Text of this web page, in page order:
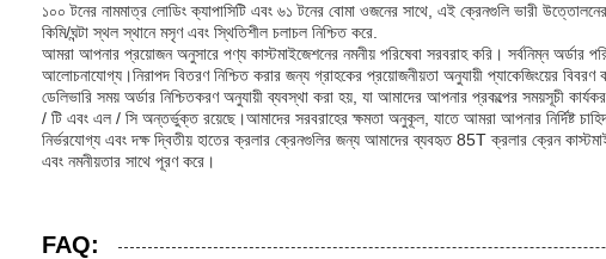
১০০ টনের নামমাত্র লোডিং ক্যাপাসিটি এবং ৬১ টনের বোমা ওজনের সাথে, এই ক্রেনগুলি ভারী
কিমি/ঘন্টা স্থল স্থানে মসৃণ এবং স্থিতিশীল চলাচল নিশ্চিত করে.
আমরা আপনার প্রয়োজন অনুসারে পণ্য কাস্টমাইজেশনের নমনীয় পরিষেবা সরবরাহ করি। সর্বনিম্ন অর্ডার
আলোচনাযোগ্য।নিরাপদ বিতরণ নিশ্চিত করার জন্য গ্রাহকের প্রয়োজনীয়তা অনুযায়ী প্যাকেজিংয়ের বিবরণ
ডেলিভারি সময় অর্ডার নিশ্চিতকরণ অনুযায়ী ব্যবস্থা করা হয়, যা আমাদের আপনার প্রকল্পের সময়সূচী
/ টি এবং এল / সি অন্তর্ভুক্ত রয়েছে।আমাদের সরবরাহের ক্ষমতা অনুকূল, যাতে আমরা আপনার নির্দিষ্ট
নির্ভরযোগ্য এবং দক্ষ দ্বিতীয় হাতের ক্রলার ক্রেনগুলির জন্য আমাদের ব্যবহৃত 85T ক্রলার ক্রেন
এবং নমনীয়তার সাথে পূরণ করে।
FAQ: